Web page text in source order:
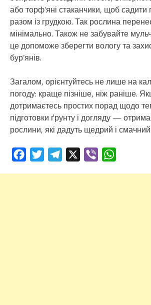
або торф’яні стаканчики, щоб
разом із грудкою. Так рослина
мінімально. Також не забувайте
це допоможе зберегти вологу та
бур’янів.
Загалом, орієнтуйтесь не лише на
погоду: краще пізніше, ніж раніше.
дотримаєтесь простих порад щодо
підготовки ґрунту і догляду —
рослини, які дадуть щедрий і
FacebookTwitterTelegram Viber